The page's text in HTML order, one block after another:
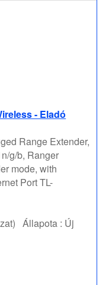
- Eladó
Range Extender,
g/b, Ranger
mode, with
Port TL-
Állapota : Új